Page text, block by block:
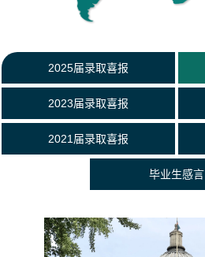
2025届录取喜报
2023届录取喜报
2021届录取喜报
毕业生感言